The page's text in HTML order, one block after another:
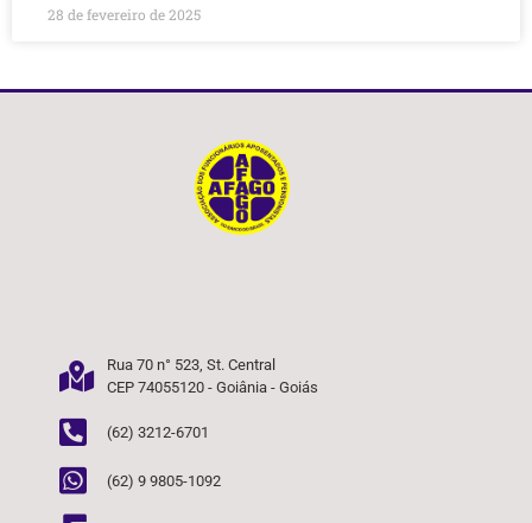
28 de fevereiro de 2025
Rua 70 n° 523, St. Central
CEP 74055120 - Goiânia - Goiás
(62) 3212-6701
(62) 9 9805-1092